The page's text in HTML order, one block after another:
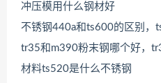
冲压模用什么钢材好
不锈钢440a和ts600的区别，
tr35和m390粉末钢哪个好，
材料ts520是什么不锈钢